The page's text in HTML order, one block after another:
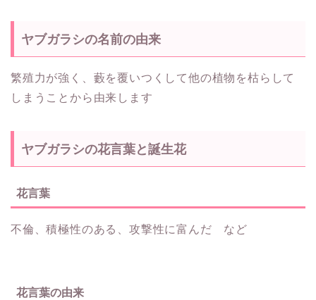
ヤブガラシの名前の由来
繁殖力が強く、藪を覆いつくして他の植物を枯らして
しまうことから由来します
ヤブガラシの花言葉と誕生花
花言葉
不倫、積極性のある、攻撃性に富んだ など
花言葉の由来